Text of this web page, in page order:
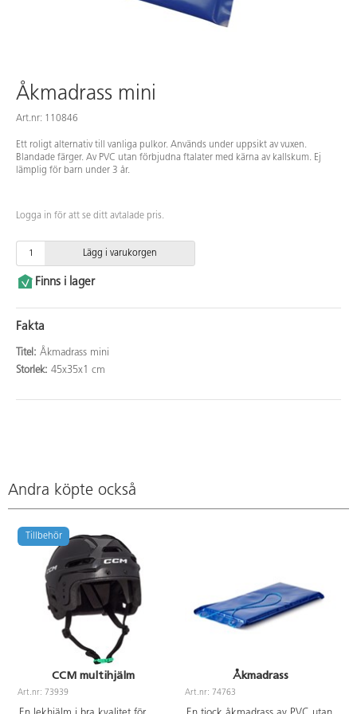
Åkmadrass mini
Art.nr: 110846
Ett roligt alternativ till vanliga pulkor. Används under uppsikt av vuxen.
Blandade färger. Av PVC utan förbjudna ftalater med kärna av kallskum. Ej
lämplig för barn under 3 år.
Logga in för att se ditt avtalade pris.
Lägg i varukorgen
Finns i lager
Fakta
Titel: Åkmadrass mini
Storlek: 45x35x1 cm
Andra köpte också
Tillbehör
CCM multihjälm
Art.nr: 73939
Åkmadrass
Art.nr: 74763